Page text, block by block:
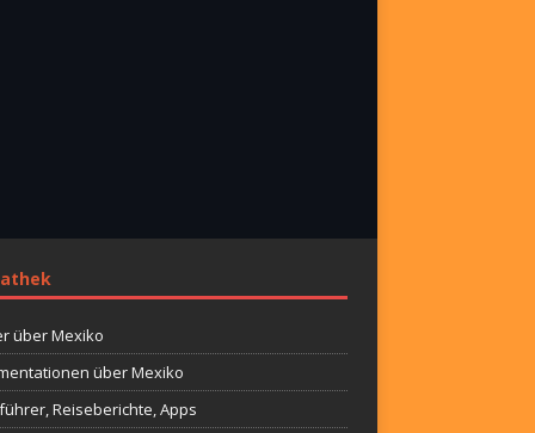
über Mexiko
über Mexiko
Reiseberichte, Apps